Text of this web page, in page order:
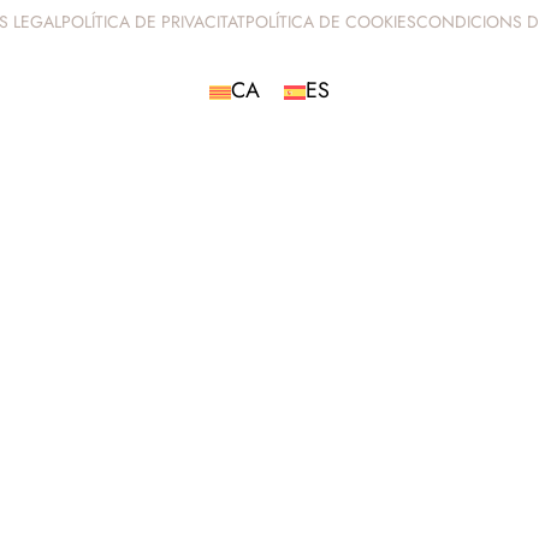
LEGALPOLÍTICA DE PRIVACITATPOLÍTICA DE COOKIESCONDICIONS